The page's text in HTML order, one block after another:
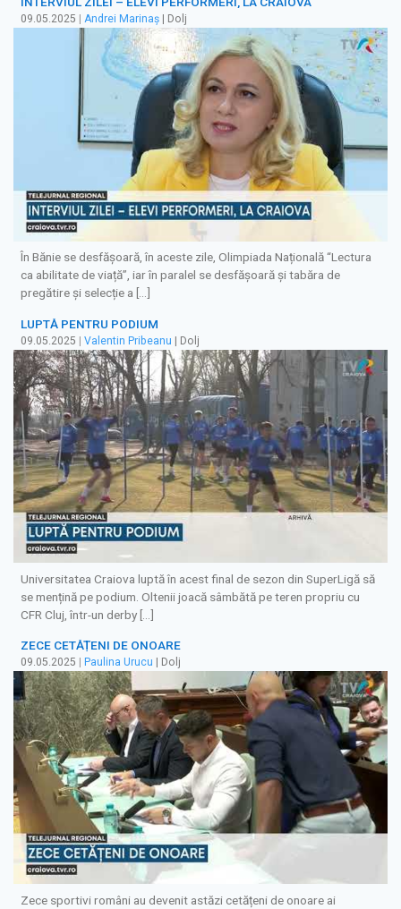
09.05.2025 Andrei Marinaș | Dolj
În Bănie se desfășoară, în aceste zile, Olimpiada Națională “Lectura
ca abilitate de viață”, iar în paralel se desfășoară și tabăra de
pregătire și selecție a […]
LUPTĂ PENTRU PODIUM
09.05.2025 | Valentin Pribeanu | Dolj
Universitatea Craiova luptă în acest final de sezon din SuperLigă să
se mențină pe podium. Oltenii joacă sâmbătă pe teren propriu cu
CFR Cluj, într-un derby […]
ZECE CETĂȚENI DE ONOARE
09.05.2025 Paulina Urucu | Dolj
Zece sportivi români au devenit astăzi cetățeni de onoare ai